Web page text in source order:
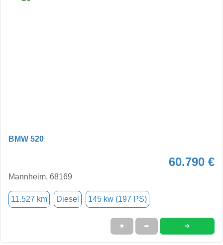
BMW 520
60.790 €
Mannheim, 68169
11.527 km Diesel 145 kw (197 PS)
★ ➦ ➜